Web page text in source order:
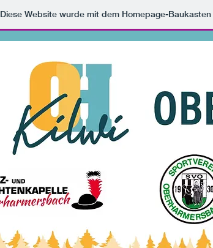
Diese Website wurde mit dem Homepage-Baukasten